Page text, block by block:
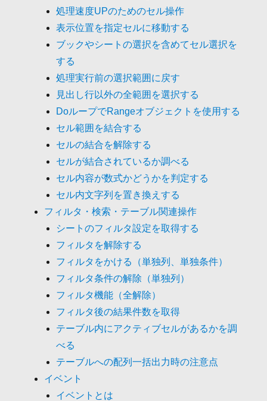
処理速度UPのためのセル操作
表示位置を指定セルに移動する
ブックやシートの選択を含めてセル選択を
する
処理実行前の選択範囲に戻す
見出し行以外の全範囲を選択する
DoループでRangeオブジェクトを使用する
セル範囲を結合する
セルの結合を解除する
セルが結合されているか調べる
セル内容が数式かどうかを判定する
セル内文字列を置き換えする
フィルタ・検索・テーブル関連操作
シートのフィルタ設定を取得する
フィルタを解除する
フィルタをかける（単独列、単独条件）
フィルタ条件の解除（単独列）
フィルタ機能（全解除）
フィルタ後の結果件数を取得
テーブル内にアクティブセルがあるかを調
べる
テーブルへの配列一括出力時の注意点
イベント
イベントとは